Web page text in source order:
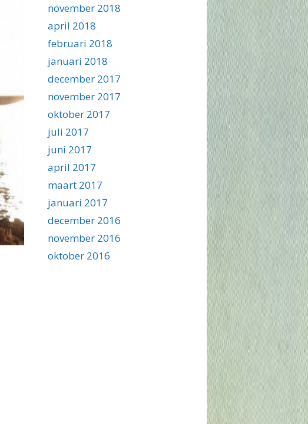
november 2018
april 2018
februari 2018
januari 2018
december 2017
november 2017
oktober 2017
juli 2017
juni 2017
april 2017
maart 2017
januari 2017
december 2016
november 2016
oktober 2016